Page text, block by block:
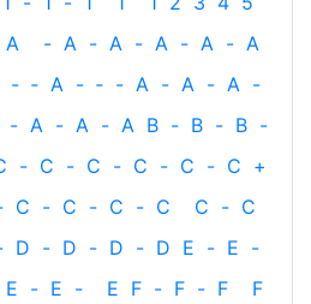
A - A - A - A - A - A
- ‐ A - ‐ - A - A - A -
- A - A - A B - B - B -
- C - C - C - C - C +
C - C - C - C C - C
D - D - D - D E - E -
E - E - E F - F - F
F